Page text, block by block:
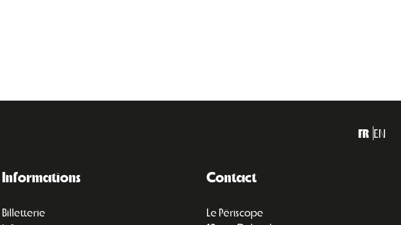
FR EN
Informations
Billetterie
Contact
Le Périscope